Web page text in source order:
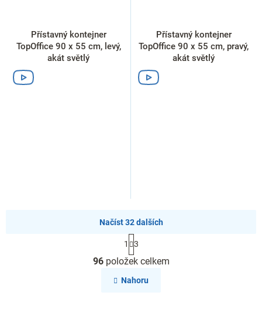
Přístavný kontejner
TopOffice 90 x 55 cm, levý,
akát světlý
Přístavný kontejner
TopOffice 90 x 55 cm, pravý,
akát světlý
O
v
l
Načíst 32 dalších
S
t
r
á
n
1 3
96položek celkem
Nahoru